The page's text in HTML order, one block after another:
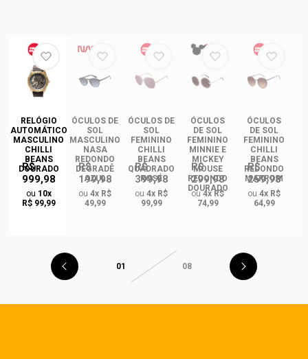
RELÓGIO
AUTOMÁTICO
MASCULINO
CHILLI
BEANS
DOURADO
R$
999,98
ou 10x
R$ 99,99
ÓCULOS DE
SOL
MASCULINO
NASA
REDONDO
DEGRADÊ
AZUL
R$
199,98
ou 4x R$
49,99
ÓCULOS DE
SOL
FEMININO
CHILLI
BEANS
QUADRADO
ROSÉ
R$
399,98
ou 4x R$
99,99
ÓCULOS
DE SOL
FEMININO
MINNIE E
MICKEY
MOUSE
REDONDO
DOURADO
R$
299,98
ou4x R$
74,99
ÓCULOS
DE SOL
FEMININO
CHILLI
BEANS
REDONDO
MARROM
R$
259,98
ou 4x R$
64,99
01 08